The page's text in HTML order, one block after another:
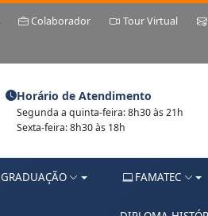
Colaborador Tour Virtual
Horário de Atendimento
Segunda a quinta-feira: 8h30 às 21h
Sexta-feira: 8h30 às 18h
GRADUAÇÃO FAMATEC